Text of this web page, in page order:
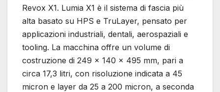
Revox X1. Lumia X1 è il sistema di fascia più
alta basato su HPS e TruLayer, pensato per
applicazioni industriali, dentali, aerospaziali e
tooling. La macchina offre un volume di
costruzione di 249 x 140 x 495 mm, pari a
circa 17,3 litri, con risoluzione indicata a 45
micron e layer da 25 a 200 micron, a seconda